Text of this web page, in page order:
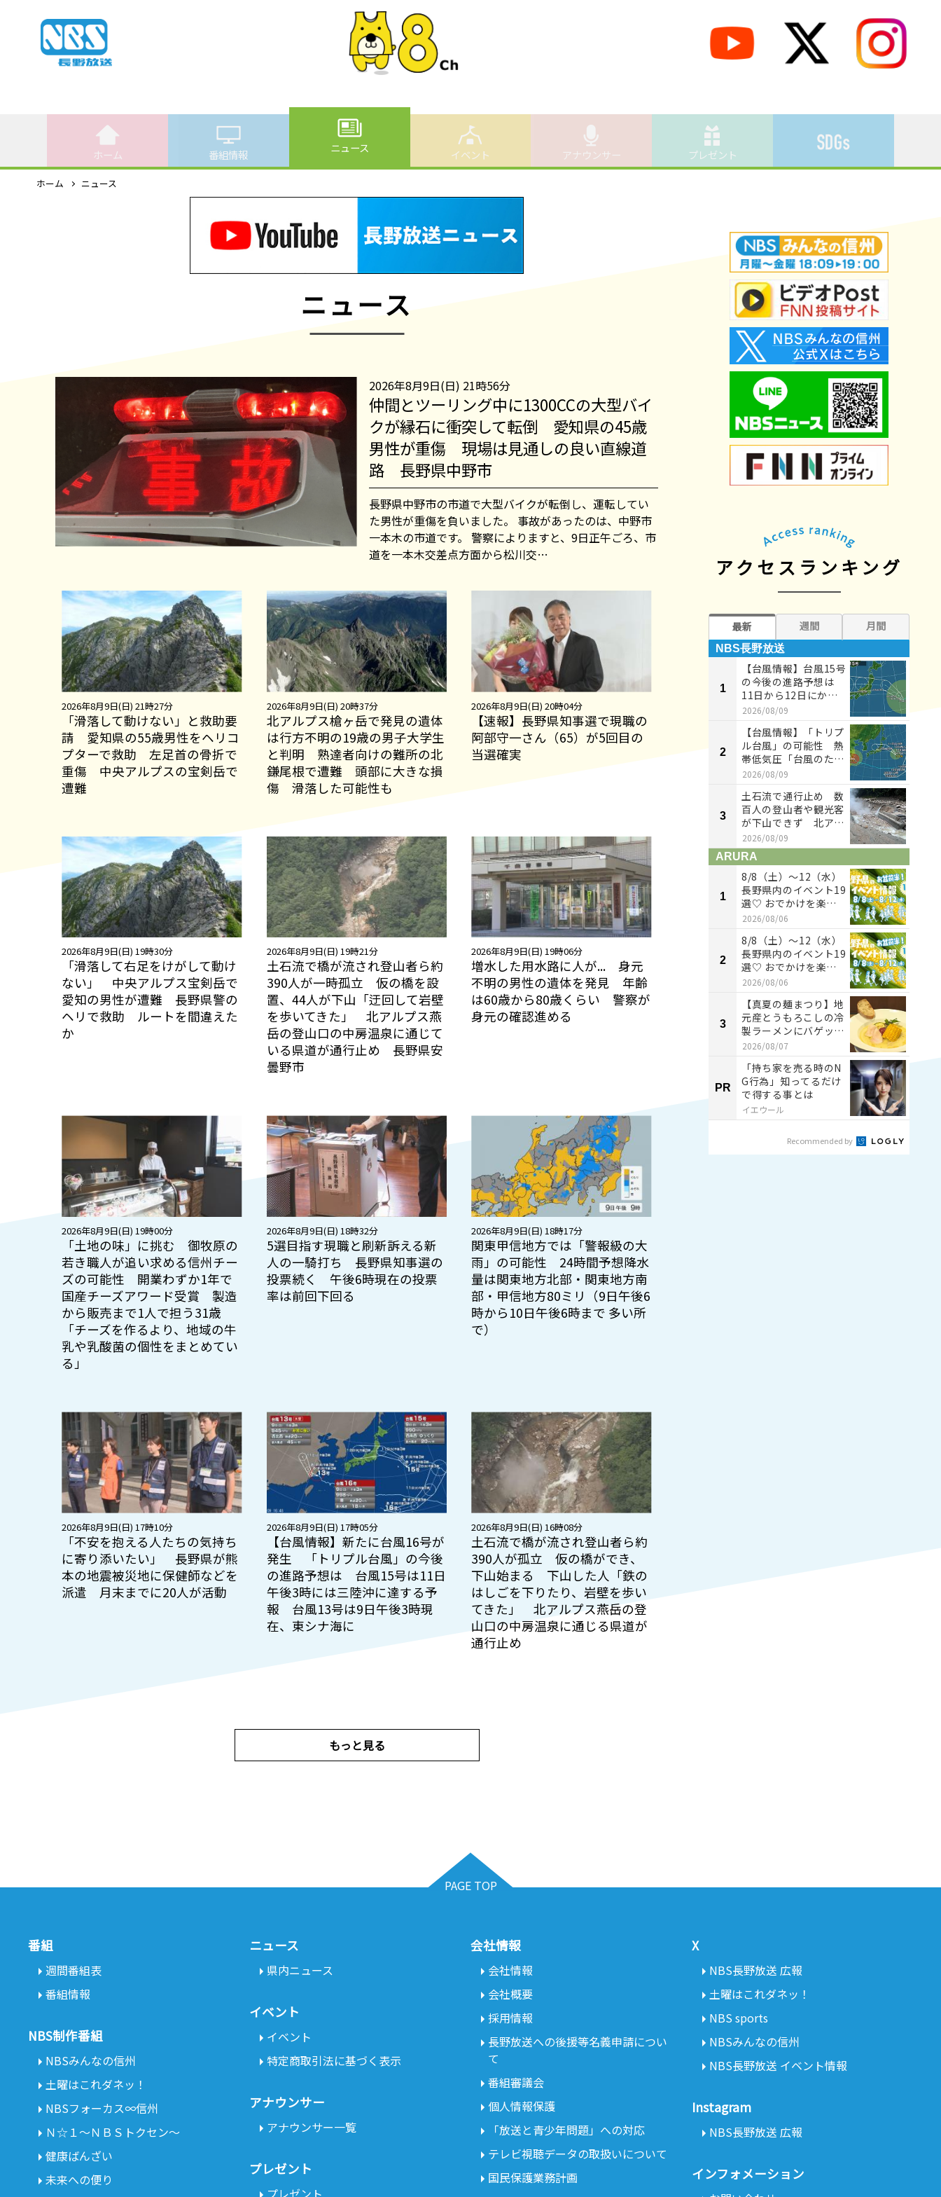
ホーム 番組情報 ニュース イベント アナウンサー プレゼント
ホーム ニュース
ニュース
2026年8月9日(日) 21時56分
仲間とツーリング中に1300CCの大型バイ
クが縁石に衝突して転倒 愛知県の45歳
男性が重傷 現場は見通しの良い直線道
路 長野県中野市
長野県中野市の市道で大型バイクが転倒し、運転してい
た男性が重傷を負いました。 事故があったのは、中野市
一本木の市道です。 警察によりますと、9日正午ごろ、市
道を一本木交差点方面から松川交…
2026年8月9日(日) 21時27分
「滑落して動けない」と救助要
請 愛知県の55歳男性をヘリコ
プターで救助 左足首の骨折で
重傷 中央アルプスの宝剣岳で
遭難
2026年8月9日(日) 20時37分
北アルプス槍ヶ岳で発見の遺体
は行方不明の19歳の男子大学生
と判明 熟達者向けの難所の北
鎌尾根で遭難 頭部に大きな損
傷 滑落した可能性も
2026年8月9日(日) 20時04分
【速報】長野県知事選で現職の
阿部守一さん（65）が5回目の
当選確実
2026年8月9日(日) 19時30分
「滑落して右足をけがして動け
ない」 中央アルプス宝剣岳で
愛知の男性が遭難 長野県警の
ヘリで救助 ルートを間違えた
か
2026年8月9日(日) 19時21分
土石流で橋が流され登山者ら約
390人が一時孤立 仮の橋を設
置、44人が下山「迂回して岩壁
を歩いてきた」 北アルプス燕
岳の登山口の中房温泉に通じて
いる県道が通行止め 長野県安
曇野市
2026年8月9日(日) 19時06分
増水した用水路に人が... 身元
不明の男性の遺体を発見 年齢
は60歳から80歳くらい 警察が
身元の確認進める
2026年8月9日(日) 19時00分
「土地の味」に挑む 御牧原の
若き職人が追い求める信州チー
ズの可能性 開業わずか1年で
国産チーズアワード受賞 製造
から販売まで1人で担う31歳
「チーズを作るより、地域の牛
乳や乳酸菌の個性をまとめてい
る」
2026年8月9日(日) 18時32分
5選目指す現職と刷新訴える新
人の一騎打ち 長野県知事選の
投票続く 午後6時現在の投票
率は前回下回る
2026年8月9日(日) 18時17分
関東甲信地方では「警報級の大
雨」の可能性 24時間予想降水
量は関東地方北部・関東地方南
部・甲信地方80ミリ（9日午後6
時から10日午後6時まで 多い所
で）
2026年8月9日(日) 17時10分
「不安を抱える人たちの気持ち
に寄り添いたい」 長野県が熊
本の地震被災地に保健師などを
派遣 月末までに20人が活動
2026年8月9日(日) 17時05分
【台風情報】新たに台風16号が
発生 「トリプル台風」の今後
の進路予想は 台風15号は11日
午後3時には三陸沖に達する予
報 台風13号は9日午後3時現
在、東シナ海に
2026年8月9日(日) 16時08分
土石流で橋が流され登山者ら約
390人が孤立 仮の橋ができ、
下山始まる 下山した人「鉄の
はしごを下りたり、岩壁を歩い
てきた」 北アルプス燕岳の登
山口の中房温泉に通じる県道が
通行止め
もっと見る
アクセスランキング
最新 週間 月間
NBS長野放送
1
【台風情報】台風15号
の今後の進路予想は
11日から12日にかけ
て、東北地方に上...
2026/08/09
2
【台風情報】「トリプ
ル台風」の可能性 熱
帯低気圧「台風のたま
ご」発生 小笠原近
海...
2026/08/09
3
土石流で通行止め 数
百人の登山者や観光客
が下山できず 北アル
プスの登山口に向か
う...
2026/08/09
ARURA
1
8/8（土）〜12（水）
長野県内のイベント19
選♡ おでかけを楽し
もう！
2026/08/06
2
8/8（土）〜12（水）
長野県内のイベント19
選♡ おでかけを楽し
もう！
2026/08/06
3
【真夏の麺まつり】地
元産とうもろこしの冷
製ラーメンにバゲット
添え、この発想はな
か...
2026/08/07
PR
「持ち家を売る時のN
G行為」知ってるだけ
で得する事とは
イエウール
Recommended by
PAGE TOP
番組
週間番組表
番組情報
NBS制作番組
NBSみんなの信州
土曜はこれダネッ！
NBSフォーカス∞信州
Ｎ☆１～ＮＢＳトクセン～
健康ばんざい
未来への便り
ニュース
県内ニュース
イベント
イベント
特定商取引法に基づく表示
アナウンサー
アナウンサー一覧
プレゼント
プレゼント
会社情報
会社情報
会社概要
採用情報
長野放送への後援等名義申請につい
て
番組審議会
個人情報保護
「放送と青少年問題」への対応
テレビ視聴データの取扱いについて
国民保護業務計画
X
NBS長野放送 広報
土曜はこれダネッ！
NBS sports
NBSみんなの信州
NBS長野放送 イベント情報
Instagram
NBS長野放送 広報
インフォメーション